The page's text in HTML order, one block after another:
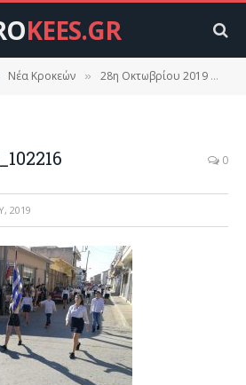
KEES.GR
Νέα Κροκεών » 28η Οκτωβρίου 2019 στις Κροκεές.(φωτό βίντεο)
0
2019